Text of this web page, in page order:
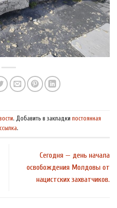
. Добавить в закладки постоянная
ссылка.
Сегодня — день начала
освобождения Молдовы от
нацистских захватчиков.